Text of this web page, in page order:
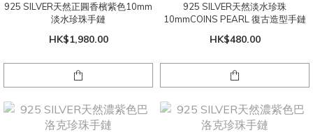
925 SILVER天然正圓香檳紫色10mm
淡水珍珠手鏈
HK$1,980.00
925 SILVER天然淡水珍珠
10mmCOINS PEARL 復古造型手鏈
HK$480.00